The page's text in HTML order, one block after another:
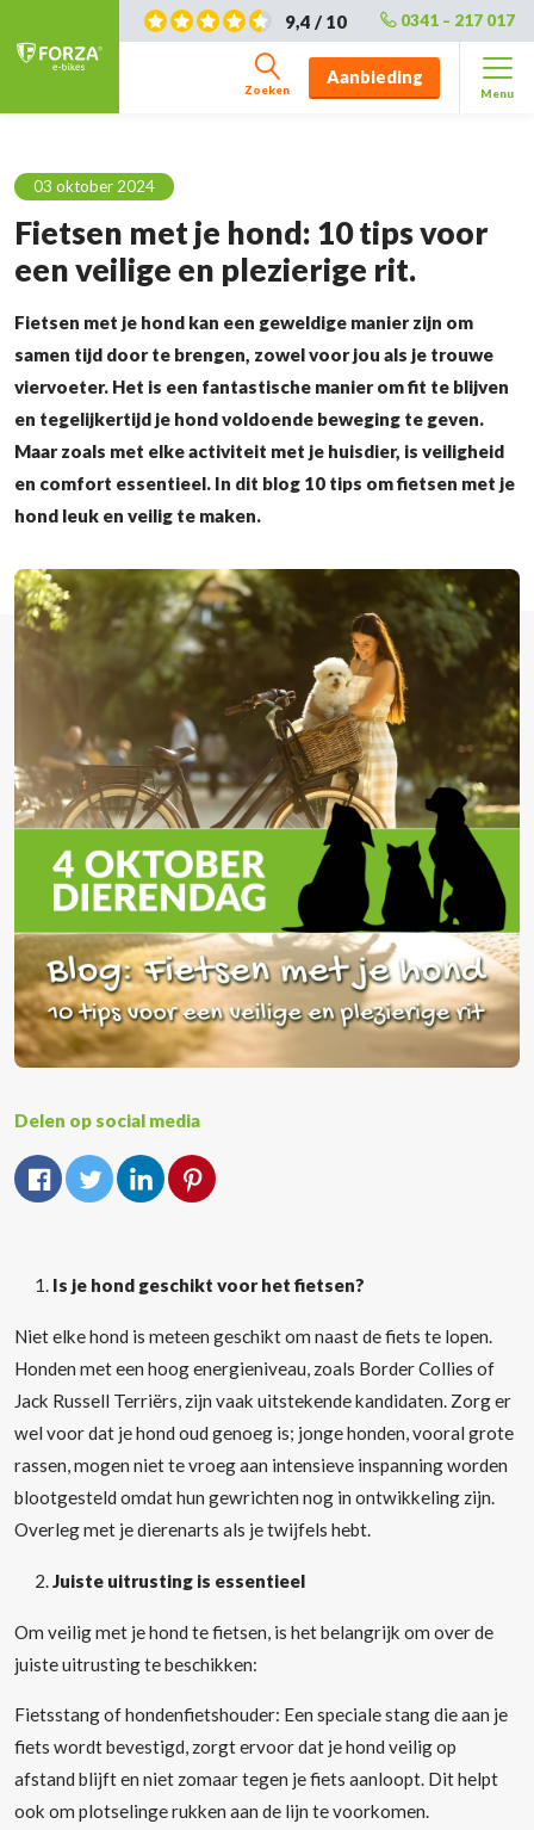
9,4 / 10 0341 – 217 017
Zoeken
Aanbieding
Menu
03 oktober 2024
Fietsen met je hond: 10 tips voor
een veilige en plezierige rit.
Fietsen met je hond kan een geweldige manier zijn om
samen tijd door te brengen, zowel voor jou als je trouwe
viervoeter. Het is een fantastische manier om fit te blijven
en tegelijkertijd je hond voldoende beweging te geven.
Maar zoals met elke activiteit met je huisdier, is veiligheid
en comfort essentieel. In dit blog 10 tips om fietsen met je
hond leuk en veilig te maken.
Delen op social media
Is je hond geschikt voor het fietsen?
Niet elke hond is meteen geschikt om naast de fiets te lopen.
Honden met een hoog energieniveau, zoals Border Collies of
Jack Russell Terriërs, zijn vaak uitstekende kandidaten. Zorg er
wel voor dat je hond oud genoeg is; jonge honden, vooral grote
rassen, mogen niet te vroeg aan intensieve inspanning worden
blootgesteld omdat hun gewrichten nog in ontwikkeling zijn.
Overleg met je dierenarts als je twijfels hebt.
Juiste uitrusting is essentieel
Om veilig met je hond te fietsen, is het belangrijk om over de
juiste uitrusting te beschikken:
Fietsstang of hondenfietshouder: Een speciale stang die aan je
fiets wordt bevestigd, zorgt ervoor dat je hond veilig op
afstand blijft en niet zomaar tegen je fiets aanloopt. Dit helpt
ook om plotselinge rukken aan de lijn te voorkomen.